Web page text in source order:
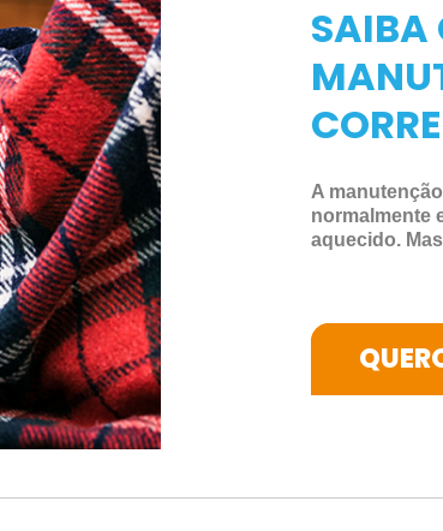
SAIBA
A
normalmente
aquecido.